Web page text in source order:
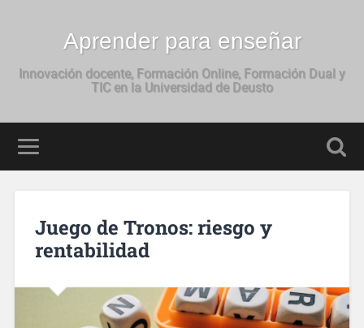
Aprender para enseñar
Innovación docente, Formación Online, Formación Dual y
TIC en la Universidad de Deusto
Juego de Tronos: riesgo y
rentabilidad